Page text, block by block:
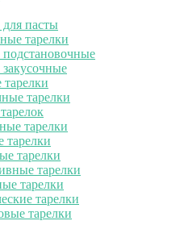
пасты
тарелки
подстановочные
тарелки
тарелки
тарелки
тарелки
тарелки
тарелки
тарелки
тарелки